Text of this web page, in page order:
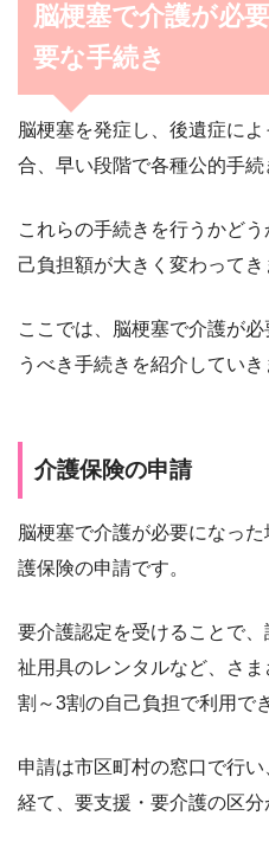
脳梗塞で介護が必
要な手続き
脳梗塞を発症し、後遺症に
合、早い段階で各種公的手続
これらの手続きを行うかど
己負担額が大きく変わってき
ここでは、脳梗塞で介護が
うべき手続きを紹介していき
介護保険の申請
脳梗塞で介護が必要になっ
護保険の申請です。
要介護認定を受けることで
祉用具のレンタルなど、さ
割～3割の自己負担で利用で
申請は市区町村の窓口で行
経て、要支援・要介護の区分